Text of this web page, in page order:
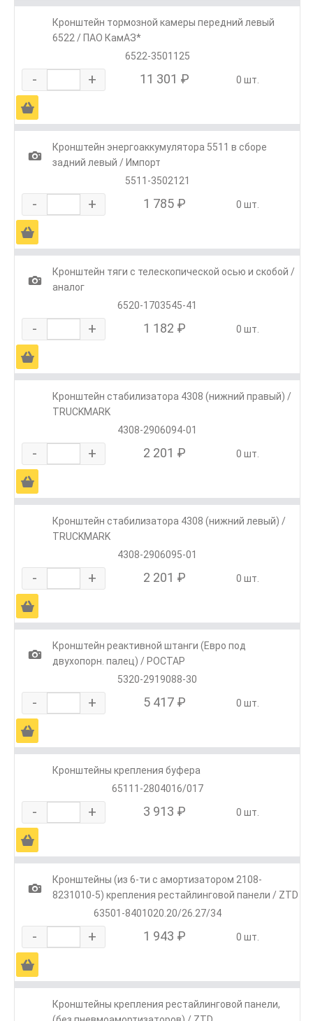
Кронштейн тормозной камеры передний левый
6522 / ПАО КамАЗ*
6522-3501125
- + 11 301 ₽ 0 шт.
Ä
1
Кронштейн энергоаккумулятора 5511 в сборе
задний левый / Импорт
5511-3502121
- + 1 785 ₽ 0 шт.
Ä
1
Кронштейн тяги с телескопической осью и скобой /
аналог
6520-1703545-41
- + 1 182 ₽ 0 шт.
Ä
Кронштейн стабилизатора 4308 (нижний правый) /
TRUCKMARK
4308-2906094-01
- + 2 201 ₽ 0 шт.
Ä
Кронштейн стабилизатора 4308 (нижний левый) /
TRUCKMARK
4308-2906095-01
- + 2 201 ₽ 0 шт.
Ä
1
Кронштейн реактивной штанги (Евро под
двухопорн. палец) / РОСТАР
5320-2919088-30
- + 5 417 ₽ 0 шт.
Ä
Кронштейны крепления буфера
65111-2804016/017
- + 3 913 ₽ 0 шт.
Ä
1
Кронштейны (из 6-ти с амортизатором 2108-
8231010-5) крепления рестайлинговой панели / ZTD
63501-8401020.20/26.27/34
- + 1 943 ₽ 0 шт.
Ä
Кронштейны крепления рестайлинговой панели,